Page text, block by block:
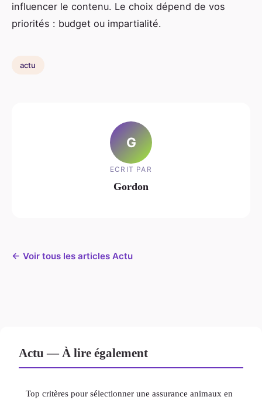
influencer le contenu. Le choix dépend de vos
priorités : budget ou impartialité.
actu
G
ECRIT PAR
Gordon
← Voir tous les articles Actu
Actu — À lire également
Top critères pour sélectionner une assurance animaux en